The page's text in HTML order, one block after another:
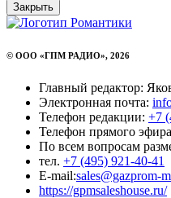
Закрыть
© ООО «ГПМ РАДИО», 2026
Главный редактор:
Электронная почта:
Телефон редакции: +7
Телефон прямого
По всем вопросам
тел. +7 (495) 921-40-41
E-mail:sales@gazprom-
https://gpmsaleshouse.ru/